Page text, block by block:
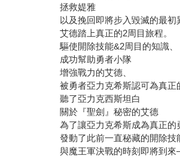
拯救媞雅
以及挽回即將步入毀滅的最初
艾德踏上真正的2周目旅程。
驅使開除技能&2周目的知識、
成功幫助勇者小隊
增強戰力的艾德、
被勇者亞力克希斯認可為真正
聽了亞力克西斯坦白
關於『聖劍』秘密的艾德
為了讓亞力克希斯成為真正的
發動了此前一直秘藏的開除技
與魔王軍決戰的時刻即將到